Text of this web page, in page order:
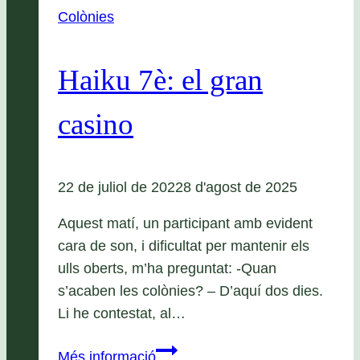
Colònies
Haiku 7è: el gran
casino
22 de juliol de 20228 d'agost de 2025
Aquest matí, un participant amb evident
cara de son, i dificultat per mantenir els
ulls oberts, m’ha preguntat: -Quan
s’acaben les colònies? – D’aquí dos dies.
Li he contestat, al…
Més informacióHaiku